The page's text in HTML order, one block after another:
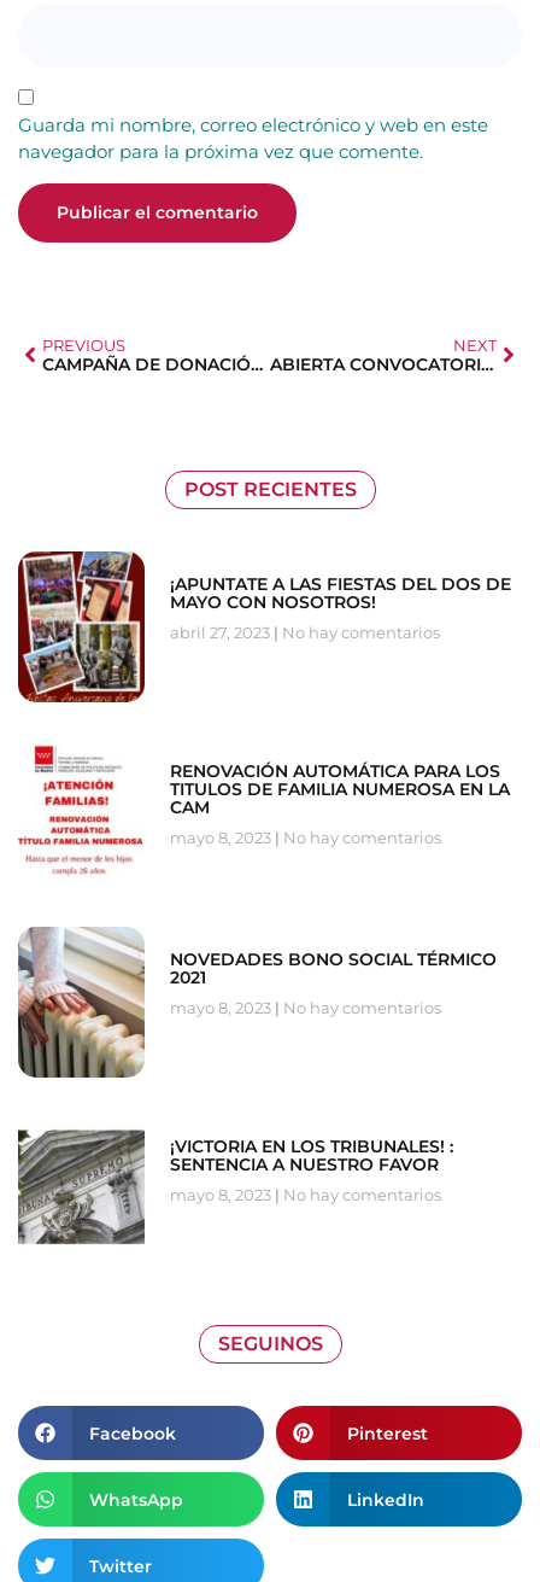
Guarda mi nombre, correo electrónico y web en este
navegador para la próxima vez que comente.
PREVIOUS
CAMPAÑA DE DONACIÓN DE «RED MADRE»
NEXT
ABIERTA CONVOCATORIA BECAS MEC 24-25
POST RECIENTES
¡APUNTATE A LAS FIESTAS DEL DOS DE
MAYO CON NOSOTROS!
abril 27, 2023 No hay comentarios
RENOVACIÓN AUTOMÁTICA PARA LOS
TITULOS DE FAMILIA NUMEROSA EN LA
CAM
mayo 8, 2023 No hay comentarios
NOVEDADES BONO SOCIAL TÉRMICO
2021
mayo 8, 2023 No hay comentarios
¡VICTORIA EN LOS TRIBUNALES! :
SENTENCIA A NUESTRO FAVOR
mayo 8, 2023 No hay comentarios
SEGUINOS
Facebook Pinterest
WhatsApp LinkedIn
Twitter